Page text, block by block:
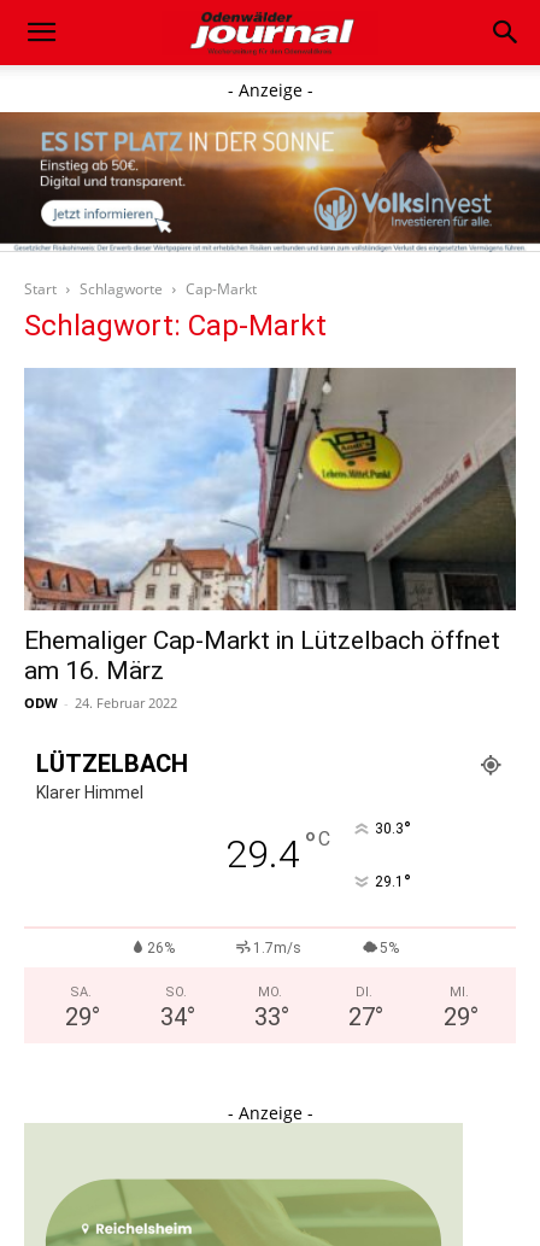
- Anzeige -
Start Schlagworte Cap-Markt
Schlagwort: Cap-Markt
Ehemaliger Cap-Markt in Lützelbach öffnet
am 16. März
ODW - 24. Februar 2022
LÜTZELBACH
Klarer Himmel
29.4°C 30.3°
29.1 °
26% 1.7m/s 5%
SA.
29°
SO.
34°
MO.
33°
DI.
27°
MI.
29°
- Anzeige -